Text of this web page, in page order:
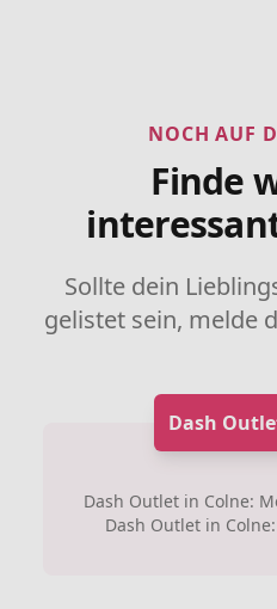
NOCH AUF
Finde
Sollte dein
gelistet sein, melde
Dash
Dash Outlet in Colne:
Dash Outlet in